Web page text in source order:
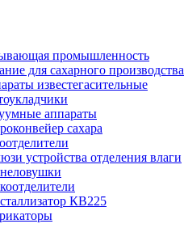
промышленность
для сахарного производства
известегасительные
аппараты
сахара
устройства отделения влаги
КВ225